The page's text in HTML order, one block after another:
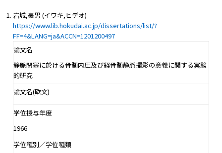
岩城,豪男 (イワキ,ヒデオ)
https://www.lib.hokudai.ac.jp/dissertations/list/?
FF=4&LANG=ja&ACCN=1201200497
論文名
静脈閉塞に於ける骨髄内圧及び経骨髄静脈撮影の意義に関する実験
的研究
論文名(欧文)
学位授与年度
1966
学位種別／学位種類